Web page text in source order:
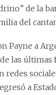
de la
del
Payne a
las últimas
redes
a